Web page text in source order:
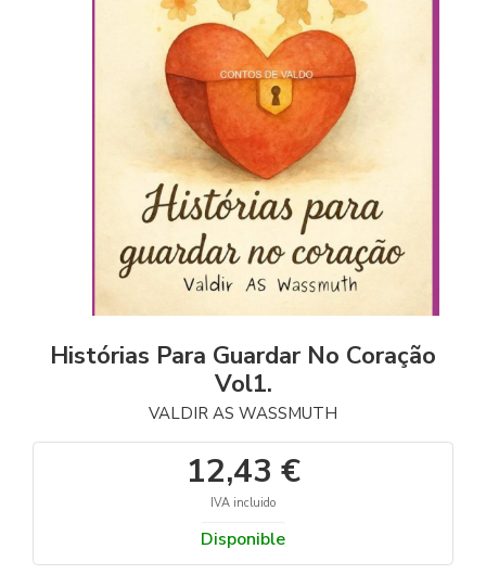
Histórias Para Guardar No Coração
Vol1.
VALDIR AS WASSMUTH
12,43 €
IVA incluido
Disponible